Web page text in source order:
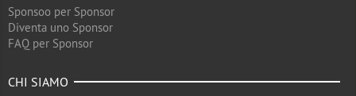
Sponsoo per Sponsor
Diventa uno Sponsor
FAQ per Sponsor
CHI SIAMO